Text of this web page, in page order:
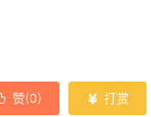
赞(0)  打赏